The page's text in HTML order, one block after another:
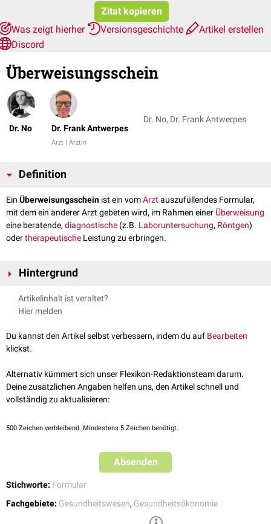
Zitat kopieren
Was zeigt hierher
Versionsgeschichte
Artikel erstellen
Discord
Überweisungsschein
Dr. No Dr. Frank Antwerpes
Arzt | Ärztin
Dr. No, Dr. Frank Antwerpes
Definition
Ein Überweisungsschein ist ein vomArztauszufüllendes Formular,
mit dem ein anderer Arzt gebeten wird, im Rahmen einer Überweisung
eine beratende, diagnostische (z.B. Laboruntersuchung, Röntgen)
odertherapeutische Leistung zu erbringen.
Hintergrund
Der Überweisungsschein ist wie die
dass der betreffende Patient im Rahmen des
Überweisungschein vermerkten Leistungen in Anspruch zu nehmen. Der
Überweisungsschein wird vom mit- oder weiterbehandenden Arzt für die
(KV) benötigt.
Die meisten Überweisungen erfolgen mittels des vereinbarten Vordrucks
nur alsAuftragsleistung mit dem Vordruck Muster 10 zulässig.
Artikelinhalt ist veraltet?
Hier melden
Du kannst den Artikel selbst verbessern, indem du auf Bearbeiten
klickst.
Alternativ kümmert sich unser Flexikon-Redaktionsteam darum.
Deine zusätzlichen Angaben helfen uns, den Artikel schnell und
vollständig zu aktualisieren:
500 Zeichen verbleibend. Mindestens 5 Zeichen benötigt.
Absenden
Stichworte: Formular
Fachgebiete: Gesundheitswesen, Gesundheitsökonomie